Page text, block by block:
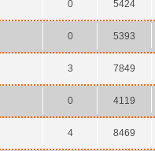
0 5424
0 5393
3 7849
0 4119
4 8469